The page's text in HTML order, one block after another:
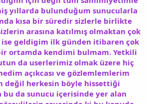
yıllarda bulunduğum sunucularla
kısa bir süredir sizlerle birlikte
arasına katılmış olmaktan çok
geldigim ilk günden itibaren çok
ortamda kendimi bulmam. Yetkili
da userlerimiz olmak üzere hiç
açıkcası ve gözlemlemlerim
değil herkesin böyle hissettiği
da sunucu içerisinde yer alan